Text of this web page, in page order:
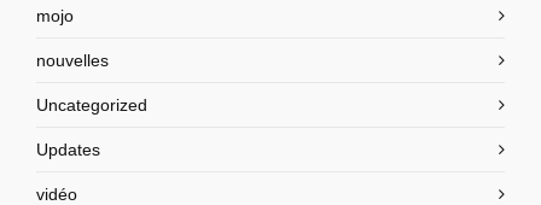
mojo
nouvelles
Uncategorized
Updates
vidéo